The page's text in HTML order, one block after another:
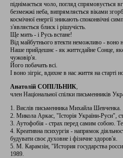
піднімається чоло, погляд спрямовується
безмежжі неба, випрямляється віками
космічної енергії зникають споконвічні
з'являється блиск і рішучість.
Ще мить - і Русь встане!
Від майбутнього втекти неможливо - воно
Наше прийдешнє - як життєдайне Сонце,
чужовір'я.
Його побачать всі.
І воно зігріє, вдихне в нас життя на старті
Анатолій СОПІЛЬНИК,
член Національної спілки письменників
1. Вислів письменника Михайла Шевченка.
2. Микола Аркас, "Історія України-Руси",
3. Аутофобія - страх перед самим собою.
4. Креативна психургія - напрямок
будувати своє духовне і фізичне здоров'я.
5. М. Карамзін, "История государства
1989.